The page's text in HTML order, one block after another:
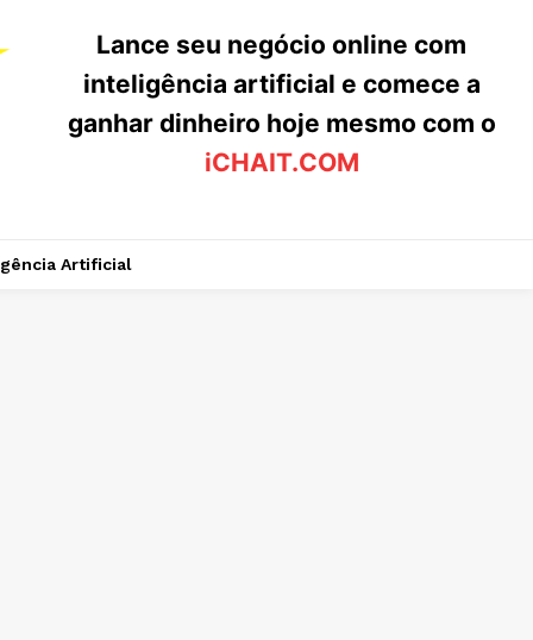
Lance seu negócio online com
inteligência artificial e comece a
ganhar dinheiro hoje mesmo com o
iCHAIT.COM
Artificial